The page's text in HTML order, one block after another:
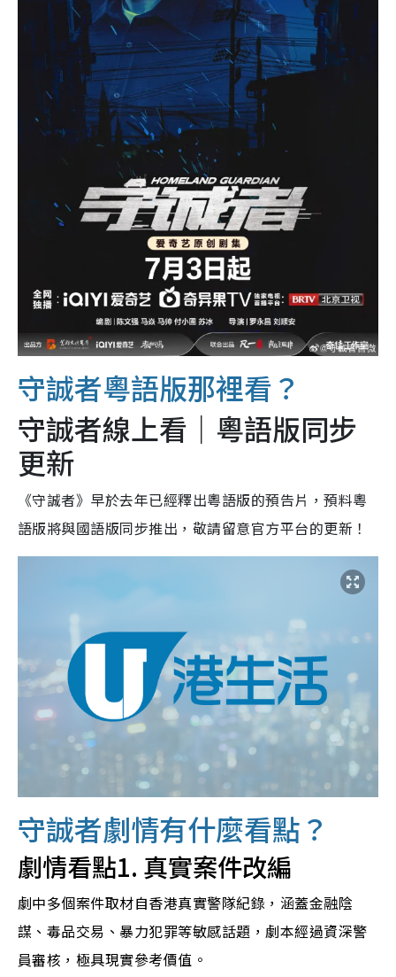
守誠者粵語版那裡看？
守誠者線上看｜粵語版同步
更新
《守誠者》早於去年已經釋出粵語版的預告片，預料粵
語版將與國語版同步推出，敬請留意官方平台的更新！
守誠者劇情有什麼看點？
劇情看點1. 真實案件改編
劇中多個案件取材自香港真實警隊紀錄，涵蓋金融陰
謀、毒品交易、暴力犯罪等敏感話題，劇本經過資深警
員審核，極具現實參考價值。